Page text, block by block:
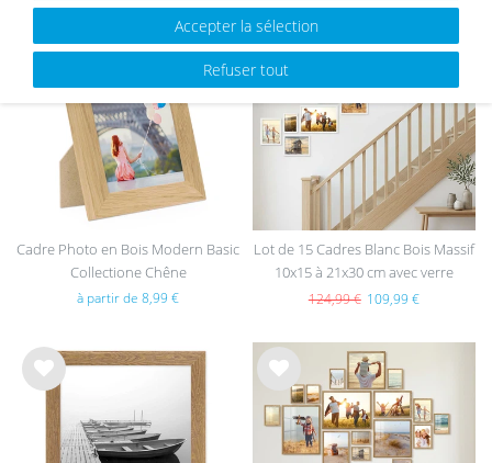
List
Cadre Photo en Bois Modern Basic
Collectione Chêne
à partir de 8,99 €
List
e de
hait
s
Lot de 15 Cadres Blanc Bois Massif
10x15 à 21x30 cm avec verre
acrylique
124,99 € 109,99 €
List
e de
sou
e de
sou
hait
Accepter la sélection
Refuser tout